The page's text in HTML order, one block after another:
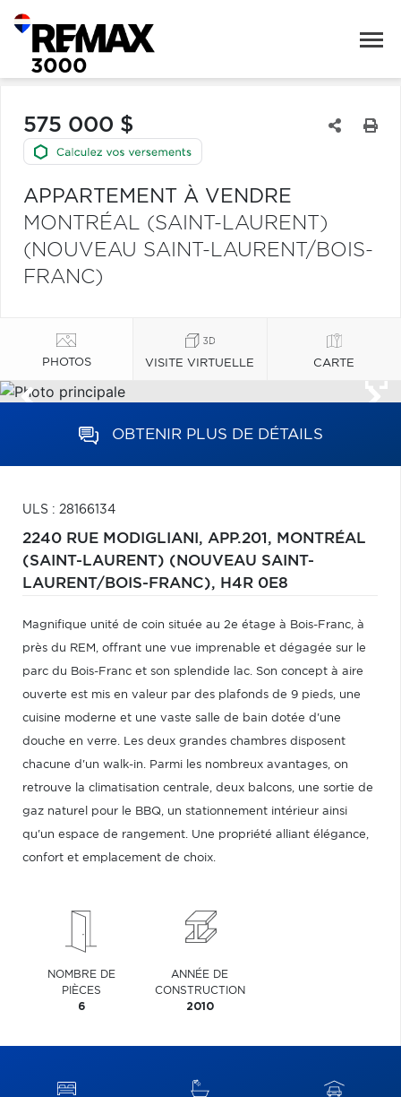
575 000 $
APPARTEMENT À VENDRE
MONTRÉAL (SAINT-LAURENT)
(NOUVEAU SAINT-LAURENT/BOIS-
FRANC)
PHOTOS VISITE VIRTUELLE CARTE
OBTENIR PLUS DE DÉTAILS
ULS : 28166134
2240 RUE MODIGLIANI, APP.201, MONTRÉAL
(SAINT-LAURENT) (NOUVEAU SAINT-
LAURENT/BOIS-FRANC), H4R 0E8
Magnifique unité de coin située au 2e étage à Bois-Franc, à
près du REM, offrant une vue imprenable et dégagée sur le
parc du Bois-Franc et son splendide lac. Son concept à aire
ouverte est mis en valeur par des plafonds de 9 pieds, une
cuisine moderne et une vaste salle de bain dotée d'une
douche en verre. Les deux grandes chambres disposent
chacune d'un walk-in. Parmi les nombreux avantages, on
retrouve la climatisation centrale, deux balcons, une sortie de
gaz naturel pour le BBQ, un stationnement intérieur ainsi
qu'un espace de rangement. Une propriété alliant élégance,
confort et emplacement de choix.
NOMBRE DE
PIÈCES
6
ANNÉE DE
CONSTRUCTION
2010